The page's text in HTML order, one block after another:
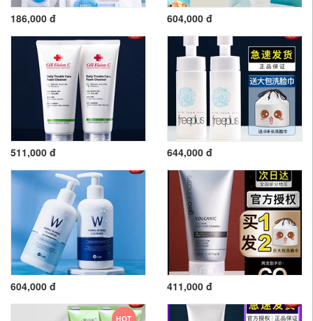
186,000 đ 604,000 đ
511,000 đ 644,000 đ
604,000 đ 411,000 đ
HOT